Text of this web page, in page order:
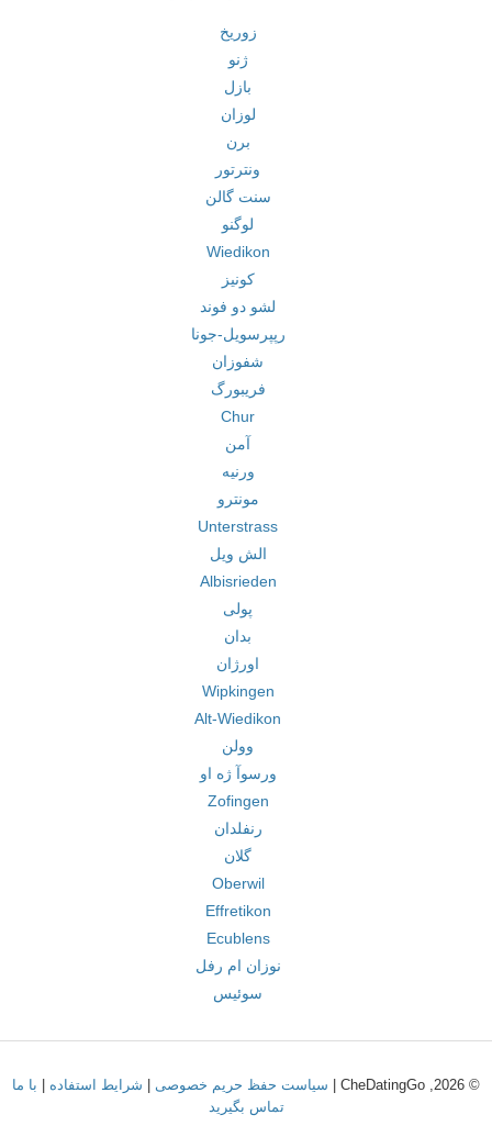
زوریخ
ژنو
بازل
لوزان
برن
ونترتور
سنت گالن
لوگنو
Wiedikon
کونیز
لشو دو فوند
رپپرسویل-جونا
شفوزان
فریبورگ
Chur
آمن
ورنیه
مونترو
Unterstrass
الش ویل
Albisrieden
پولی
بدان
اورژان
Wipkingen
Alt-Wiedikon
وولن
ورسوآ ژه او
Zofingen
رنفلدان
گلان
Oberwil
Effretikon
Ecublens
نوزان ام رفل
سوئیس
© 2026, CheDatingGo | سیاست حفظ حریم خصوصی شرایط استفاده
با ما
تماس بگیرید